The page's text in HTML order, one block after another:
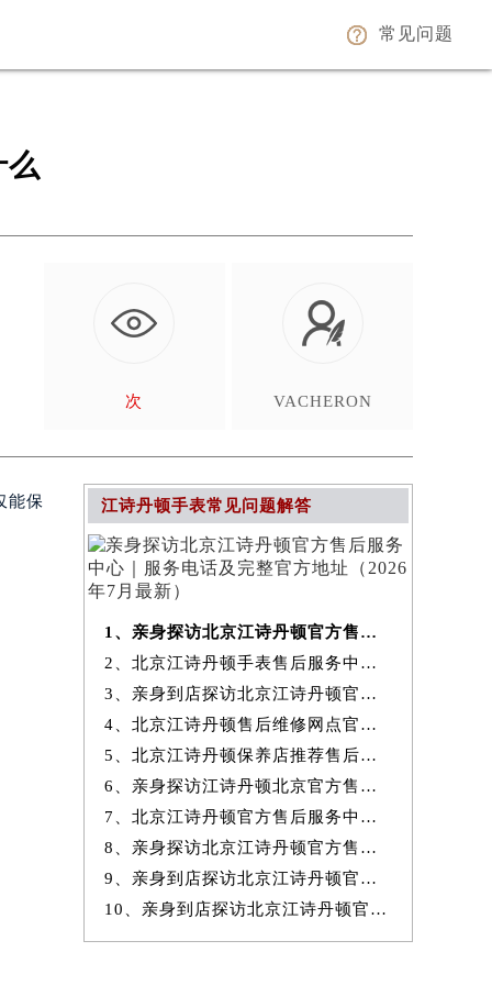
常见问题
么
次 VACHERON
能保 江诗丹顿手表常见问题解答
1、亲身探访北京江诗丹顿官方售后服务中心｜服务电话及完整官方地址（20
2、北京江诗丹顿手表售后服务中心提供专业维修保养服务权威公示（2026
3、亲身到店探访北京江诗丹顿官方售后服务中心｜最新热线和全部网点地
4、北京江诗丹顿售后维修网点官方服务指南权威公示（2026年7月最新）
5、北京江诗丹顿保养店推荐售后保养服务权威公示（2026年7月最新）
6、亲身探访江诗丹顿北京官方售后服务中心｜地址与24小时服务电话（2026
7、北京江诗丹顿官方售后服务中心｜最新地址与24小时售后热线权威信息
8、亲身探访北京江诗丹顿官方售后服务中心｜完整网点地址与服务电话（20
9、亲身到店探访北京江诗丹顿官方售后服务中心｜服务热线及全部官方地
10、亲身到店探访北京江诗丹顿官方售后服务中心｜官方热线及全部网点地